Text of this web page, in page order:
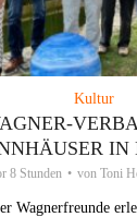
Kultur
IN
8 Stunden von Toni
Wagnerfreunde